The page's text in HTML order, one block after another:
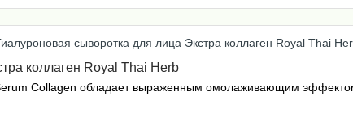
коллаген Royal Thai Herb
Collagen обладает выраженным омолаживающим